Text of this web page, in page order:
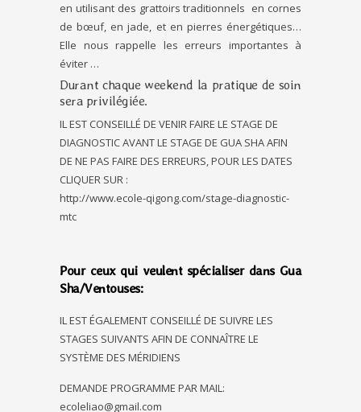
en utilisant des grattoirs traditionnels en cornes
de bœuf, en jade, et en pierres énergétiques…
Elle nous rappelle les erreurs importantes à
éviter …
Durant chaque weekend la pratique de soin
sera privilégiée.
IL EST CONSEILLÉ DE VENIR FAIRE LE STAGE DE
DIAGNOSTIC AVANT LE STAGE DE GUA SHA AFIN
DE NE PAS FAIRE DES ERREURS, POUR LES DATES
CLIQUER SUR :
http://www.ecole-qigong.com/stage-diagnostic-
mtc
Pour ceux qui veulent spécialiser dans Gua
Sha/Ventouses:
IL EST ÉGALEMENT CONSEILLÉ DE SUIVRE LES
STAGES SUIVANTS AFIN DE CONNAÎTRE LE
SYSTÈME DES MÉRIDIENS
DEMANDE PROGRAMME PAR MAIL:
ecoleliao@gmail.com